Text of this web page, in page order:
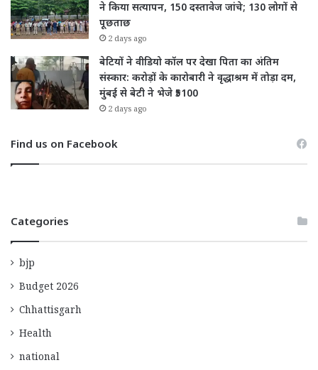
ने किया सत्यापन, 150 दस्तावेज जांचे; 130 लोगों से
पूछताछ
2 days ago
बेटियों ने वीडियो कॉल पर देखा पिता का अंतिम
संस्कार: करोड़ों के कारोबारी ने वृद्धाश्रम में तोड़ा दम,
मुंबई से बेटी ने भेजे ₹5100
2 days ago
Find us on Facebook
Categories
bjp
Budget 2026
Chhattisgarh
Health
national